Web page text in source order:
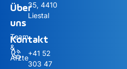
35, 4410
Liestal
Kontakt
+41 52
303 47
Über
uns
Team
&
Ärzte